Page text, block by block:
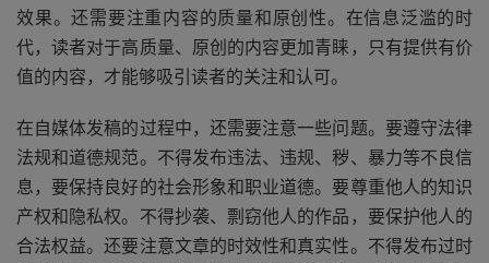
效果。还需要注重内容的质量和原创性。在信息泛滥的时
代，读者对于高质量、原创的内容更加青睐，只有提供有价
值的内容，才能够吸引读者的关注和认可。
在自媒体发稿的过程中，还需要注意一些问题。要遵守法律
法规和道德规范。不得发布违法、违规、秽、暴力等不良信
息，要保持良好的社会形象和职业道德。要尊重他人的知识
产权和隐私权。不得抄袭、剽窃他人的作品，要保护他人的
合法权益。还要注意文章的时效性和真实性。不得发布过时